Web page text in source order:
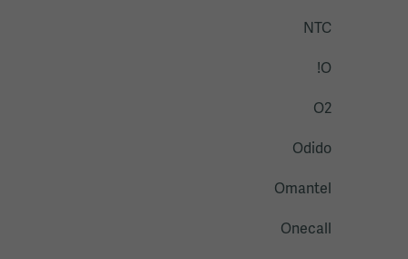
NTC
O!
O2
Odido
Omantel
Onecall